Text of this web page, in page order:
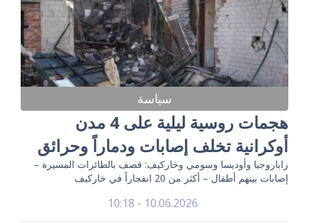
سياسة
هجمات روسية ليلية على 4 مدن
أوكرانية تخلف إصابات ودماراً وحرائق
زاباروجيا وأوديسا وسومي وخاركيف: قصف بالطائرات المسيرة –
إصابات بينهم أطفال – أكثر من 20 انفجاراً في خاركيف
10.06.2026 - 10:18